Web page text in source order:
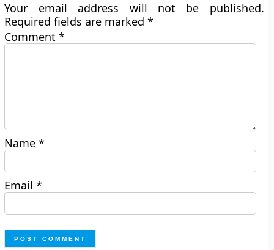
Your email address will not be published.
Required fields are marked*
Comment*
Name*
Email*